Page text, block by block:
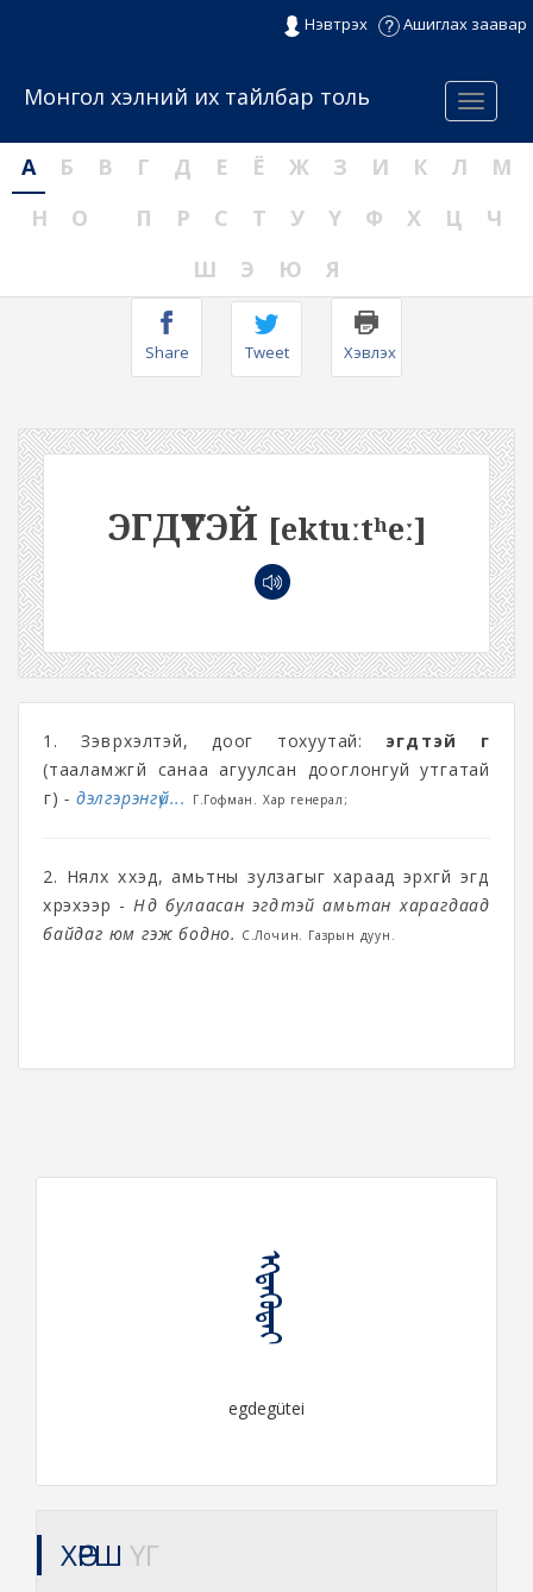
Нэвтрэх Ашиглах заавар
Menu
Монгол хэлний их тайлбар толь
А Б В Г Д Е Ё Ж З И К Л
М
Н
О П Р С Т У Ү Ф Х Ц
Ч
Ш
Э Ю Я
Share Tweet Хэвлэх
ЭГДҮҮТЭЙ [ektuːtʰeː]
1. Зэвүүрхэлтэй, доог тохуутай: эгдүүтэй үг
(тааламжгүй санаа агуулсан дооглонгуй утгатай
үг)- дэлгэрэнгүй... Г.Гофман. Хар генерал;
2. Нялх хүүхэд, амьтны зулзагыг хараад эрхгүй эгдүү
хүрэхээр - Нүд булаасан эгдүүтэй амьтан харагдаад
байдаг юм гэж бодно. С.Лочин. Газрын дуун.
ᠡᠭᠳᠡᠭᠦᠲᠡᠶ
egdegütei
ХӨРШ ҮГ